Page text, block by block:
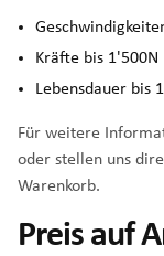
Kräfte bis 1'500N
Lebensdauer bis
Für weitere
oder stellen uns
Warenkorb.
Preis auf